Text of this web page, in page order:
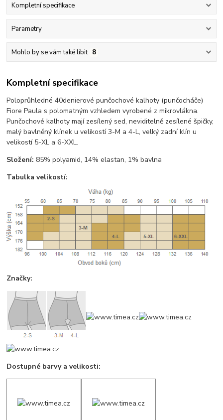
Kompletní specifikace
Parametry
Mohlo by se vám také líbit 8
Kompletní specifikace
Poloprůhledné 40denierové punčochové kalhoty (punčocháče)
Fiore Paula s polomatným vzhledem vyrobené z mikrovlákna.
Punčochové kalhoty mají zesílený sed, neviditelně zesílené špičky,
malý bavlněný klínek u velikostí 3-M a 4-L, velký zadní klín u
velikostí 5-XL a 6-XXL.
Složení: 85% polyamid, 14% elastan, 1% bavlna
Tabulka velikostí:
Značky:
Dostupné barvy a velikosti: